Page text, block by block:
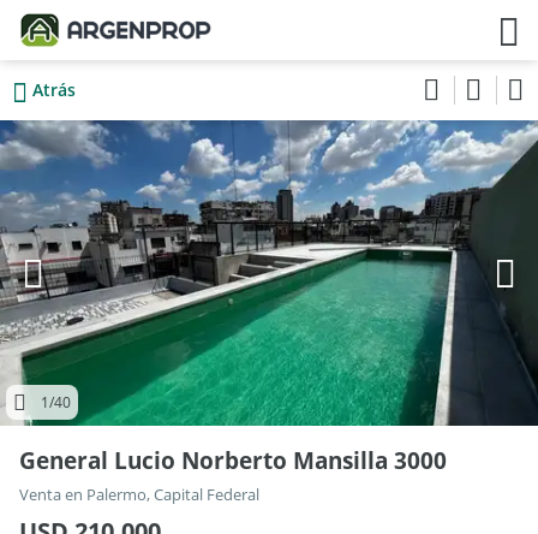
Atrás
1/40
General Lucio Norberto Mansilla 3000
Venta en Palermo, Capital Federal